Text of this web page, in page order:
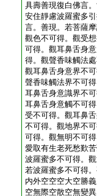
具壽善現復白佛言
安住靜慮波羅蜜多
言。善現。若菩薩
觀色不可得。觀受
可得。觀耳鼻舌身
得。觀聲香味觸法
觀耳鼻舌身意界不
聲香味觸法界不可
耳鼻舌身意識界不
耳鼻舌身意觸不可
受不可得。觀耳鼻
不可得。觀地界不
可得。觀無明不可
愛取有生老死愁歎
波羅蜜多不可得。
若波羅蜜多不可得
内外空空空大空勝
空無際空散空無變